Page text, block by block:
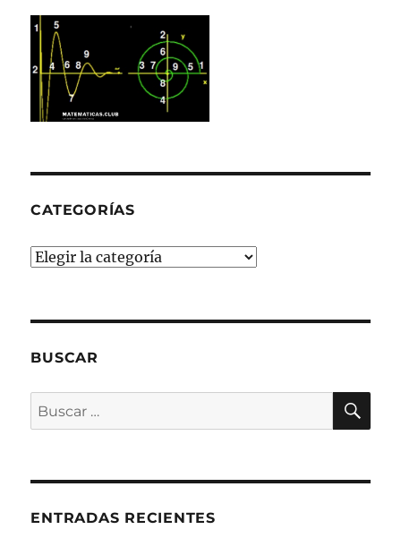
CATEGORÍAS
Categorías
BUSCAR
Buscar
por:
ENTRADAS RECIENTES